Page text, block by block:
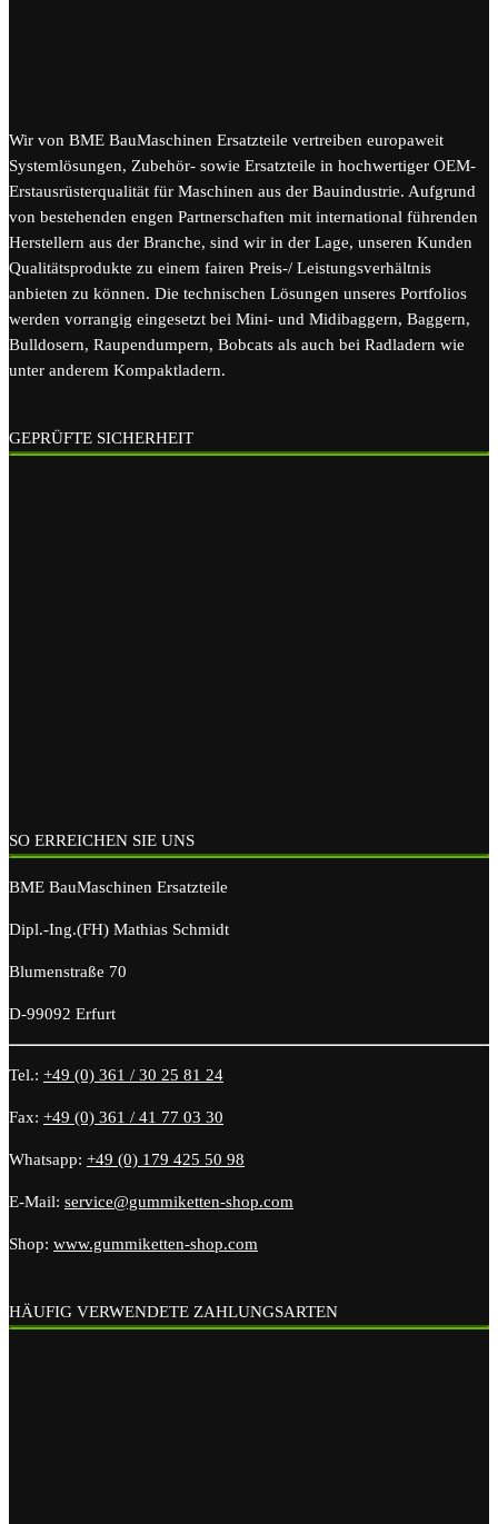
Wir von BME BauMaschinen Ersatzteile vertreiben europaweit
Systemlösungen, Zubehör- sowie Ersatzteile in hochwertiger OEM-
Erstausrüsterqualität für Maschinen aus der Bauindustrie. Aufgrund
von bestehenden engen Partnerschaften mit international führenden
Herstellern aus der Branche, sind wir in der Lage, unseren Kunden
Qualitätsprodukte zu einem fairen Preis-/ Leistungsverhältnis
anbieten zu können. Die technischen Lösungen unseres Portfolios
werden vorrangig eingesetzt bei Mini- und Midibaggern, Baggern,
Bulldosern, Raupendumpern, Bobcats als auch bei Radladern wie
unter anderem Kompaktladern.
GEPRÜFTE SICHERHEIT
SO ERREICHEN SIE UNS
BME BauMaschinen Ersatzteile
Dipl.-Ing.(FH) Mathias Schmidt
Blumenstraße 70
D-99092 Erfurt
Tel.: +49 (0) 361 / 30 25 81 24
Fax: +49 (0) 361 / 41 77 03 30
Whatsapp: +49 (0) 179 425 50 98
E-Mail: service@gummiketten-shop.com
Shop: www.gummiketten-shop.com
HÄUFIG VERWENDETE ZAHLUNGSARTEN